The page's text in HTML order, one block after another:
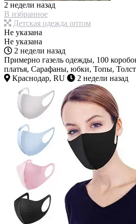
2 недели назад
В избранное
Детская одежда оптом
Не указана
Не указана
2 недели назад
Примерно газель одежды, 100
платья, Сарафаны, юбки, Топы,
Краснодар, RU
2 недели назад